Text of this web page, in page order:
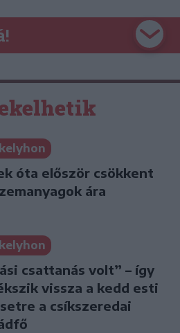
óta először csökkent
ára
csattanás volt” – így
vissza a kedd esti
a csíkszeredai